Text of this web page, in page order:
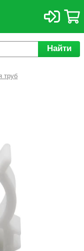
Найти
труб